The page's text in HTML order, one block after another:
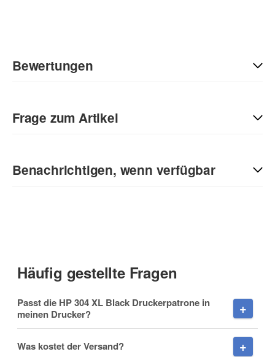
Bewertungen
Sie Anderen bei der Kaufentscheidung:
Frage zum Artikel
Anrede
Nachname
Benachrichtigen, wenn verfügbar
(* = Pflichtfelder)
Datenschutzerklärung
Benachrichtigung anfordern
Häufig gestellte Fragen
Passt die HP 304 XL Black Druckerpatrone in
meinen Drucker?
Was kostet der Versand?